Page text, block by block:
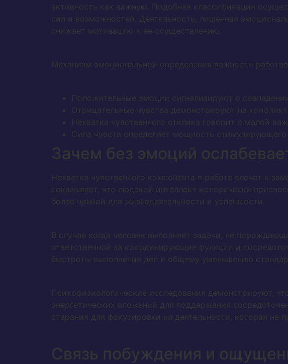
активность как важную. Подобная классификация
сил и возможностей. Деятельность, лишенная
снижает мотивацию к ее осуществлению.
Механизм эмоциональной определения важности
Положительные эмоции сигнализируют о
Отрицательные чувства демонстрируют на
Нехватка чувственного отклика говорит о малой
Сила чувств определяет мощность стимулирующего
Зачем без эмоций
Нехватка чувственного компонента в работе влечет к
показывает, что людской интеллект исторически
более ценной для жизнедеятельности и успешности.
В случае когда человек выполняет задачи, не
ответственной за координирующие функции и
быстроты выполнения дел и общему уменьшению
Психофизиологические исследования демонстрируют,
энергетических вложений для поддержания
старания для фокусировки на деятельности, которая не
Связь побуждения и